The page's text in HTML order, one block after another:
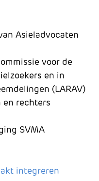
Asieladvocaten
voor de
en in
(LARAV)
en rechters
SVMA
integreren